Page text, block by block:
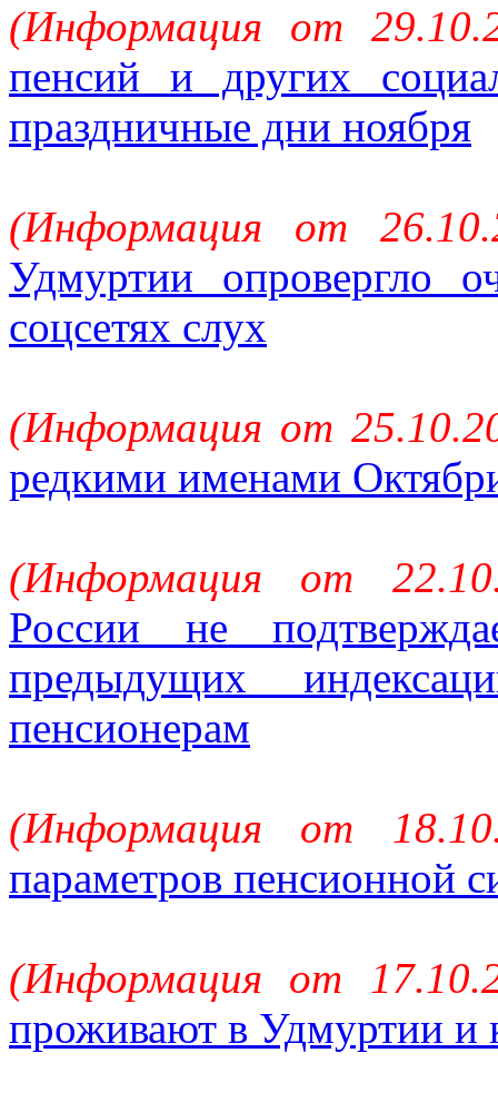
(Информация от
пенсий и других
праздничные дни ноября
(Информация от
Удмуртии опровергло
соцсетях слух
(Информация от
редкими именами
(Информация от
России не
предыдущих
пенсионерам
(Информация от
параметров пенсионной
(Информация от
проживают в Удмуртии и